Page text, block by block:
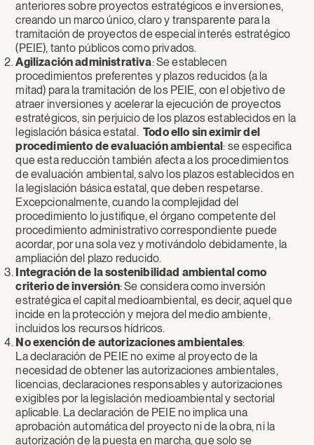
anteriores sobre proyectos estratégicos e inversiones,
creando un marco único, claro y transparente para la
tramitación de proyectos de especial interés estratégico
(PEIE), tanto públicos como privados.
Agilización administrativa: Se establecen
procedimientos preferentes y plazos reducidos (a la
mitad) para la tramitación de los PEIE, con el objetivo de
atraer inversiones y acelerar la ejecución de proyectos
estratégicos, sin perjuicio de los plazos establecidos en la
legislación básica estatal. Todo ello sin eximir del
procedimiento de evaluación ambiental: se especifica
que esta reducción también afecta a los procedimientos
de evaluación ambiental, salvo los plazos establecidos en
la legislación básica estatal, que deben respetarse.
Excepcionalmente, cuando la complejidad del
procedimiento lo justifique, el órgano competente del
procedimiento administrativo correspondiente puede
acordar, por una sola vez y motivándolo debidamente, la
ampliación del plazo reducido.
Integración de la sostenibilidad ambiental como
criterio de inversión: Se considera como inversión
estratégica el capital medioambiental, es decir, aquel que
incide en la protección y mejora del medio ambiente,
incluidos los recursos hídricos.
No exención de autorizaciones ambientales:
La declaración de PEIE no exime al proyecto de la
necesidad de obtener las autorizaciones ambientales,
licencias, declaraciones responsables y autorizaciones
exigibles por la legislación medioambiental y sectorial
aplicable. La declaración de PEIE no implica una
aprobación automática del proyecto ni de la obra, ni la
autorización de la puesta en marcha, que solo se